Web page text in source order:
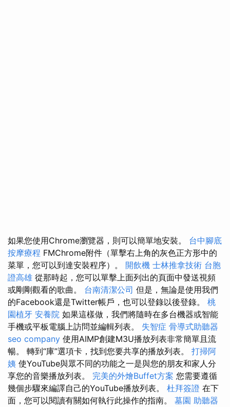
如果您使用Chrome瀏覽器，則可以簡單地安裝。 台中腳底
按摩療程 FMChrome附件（單擊右上角的灰色正方形中的
菜單，您可以到達安裝程序）。 開飲機 士林推拿技術 台胞
證高雄 從那時起，您可以單擊上面列出的頁面中發送視頻
或剛剛觀看的歌曲。 台南清潔公司 但是，無論是使用我們
的Facebook還是Twitter帳戶，也可以登錄以後登錄。 桃
園植牙 安養院 如果這樣做，我們將隨時在多台機器或智能
手機或平板電腦上訪問並編輯列表。 失智症 骨導式助聽器
seo company 使用AIMP創建M3U播放列表非常簡單且流
暢。 轉到“庫”選項卡，找到您要共享的播放列表。 打掃阿
姨 使YouTube與眾不同的功能之一是與您的朋友和家人分
享您的音樂播放列表。 完美的外燴Buffet方案 您需要遵循
幾個步驟來編譯自己的YouTube播放列表。 杜拜簽證 在下
面，您可以閱讀有關如何執行此操作的指南。 墓園 助聽器